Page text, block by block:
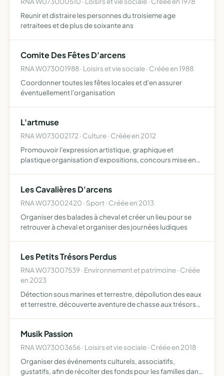
Reunir et distraire les personnes du troisieme age
retraitees et de plus de soixante ans
Comite Des Fêtes D'arcens
RNA W073001988 · Loisirs et vie sociale · Créée en 1988
Coordonner toutes les fêtes locales et d'en assurer
éventuellement l'organisation
L'artmuse
RNA W073002172 · Culture · Créée en 2012
Promouvoir l'expression artistique, graphique et
plastique organisation d'expositions, concours mise en
culturelles…
Les Cavalières D'arcens
RNA W073002420 · Sport · Créée en 2013
Organiser des balades à cheval et créer un lieu pour se
retrouver à cheval et organiser des journées ludiques
Les Petits Trésors Perdus
RNA W073007539 · Environnement et patrimoine · Créée
en 2023
Détection sous marines et terrestre, dépollution des eaux
et terrestre, découverte aventure de chasse aux trésors
de …
Musik Passion
RNA W073003656 · Loisirs et vie sociale · Créée en 2018
Organiser des événements culturels, associatifs,
gustatifs, afin de récolter des fonds pour les familles dans